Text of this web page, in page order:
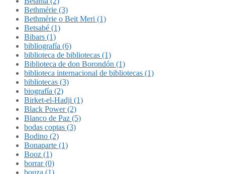
Bethmérie (3)
Bethmérie o Beit Meri (1)
Betsabé (1)
Bibars (1)
bibliografía (6)
biblioteca de bibliotecas (1)
Biblioteca de don Borondón (1)
biblioteca internacional de bibliotecas (1)
bibliotecas (3)
biografía (2)
Birket-el-Hadji (1)
Black Power (2)
Blanco de Paz (5)
bodas coptas (3)
Bodino (2)
Bonaparte (1)
Booz (1)
borrar (0)
bouza (1)